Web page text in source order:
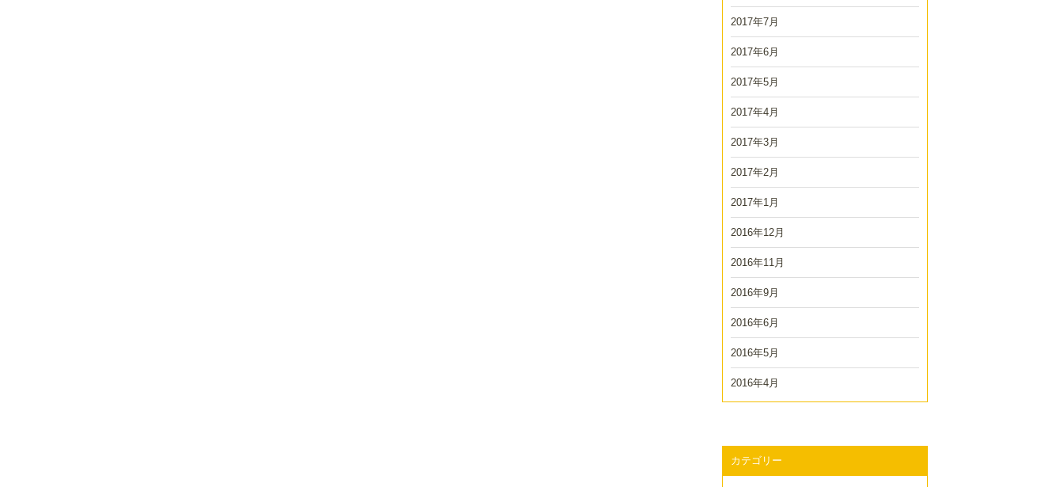
2017年7月
2017年6月
2017年5月
2017年4月
2017年3月
2017年2月
2017年1月
2016年12月
2016年11月
2016年9月
2016年6月
2016年5月
2016年4月
カテゴリー